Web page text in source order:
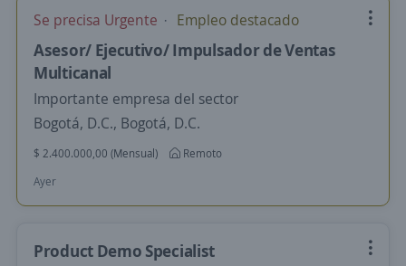
Se precisa Urgente Empleo destacado
Asesor/ Ejecutivo/ Impulsador de Ventas
Multicanal
Importante empresa del sector
Bogotá, D.C., Bogotá, D.C.
$ 2.400.000,00 (Mensual)
Remoto
Ayer
Product Demo Specialist